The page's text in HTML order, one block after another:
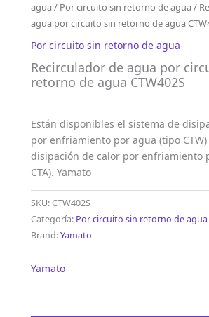
agua/ Por circuito sin retorno de agua/
agua por circuito sin retorno de agua
Por circuito sin retorno de agua
Recirculador de agua por
retorno de agua CTW402S
Están disponibles el sistema de
por enfriamiento por agua (tipo
disipación de calor por enfriamiento
CTA). Yamato
SKU:CTW402S
Categoría: Por circuito sin retorno de agua
Brand:Yamato
Yamato